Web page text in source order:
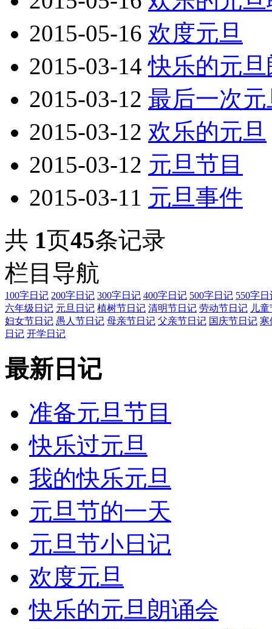
2015-05-16 欢度元旦
2015-03-14 快乐的元
2015-03-12 最后一次
2015-03-12 欢乐的元旦
2015-03-12 元旦节目
2015-03-11 元旦事件
共 1页45条记录
栏目导航
100字日记 200字日记 300字日记 400字日记 500字日记 550字日
六年级日记 元旦日记 植树节日记 清明节日记 劳动节日记 儿
妇女节日记 愚人节日记 母亲节日记 父亲节日记 国庆节日记 寒
日记 开学日记
最新日记
准备元旦节目
快乐过元旦
我的快乐元旦
元旦节的一天
元旦节小日记
欢度元旦
快乐的元旦朗诵会